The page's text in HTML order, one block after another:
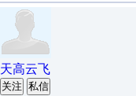
天高云飞
关注 私信